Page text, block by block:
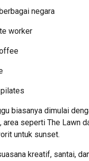
negara
worker
biasanya dimulai
area seperti The Lawn
untuk sunset.
kreatif, santai,